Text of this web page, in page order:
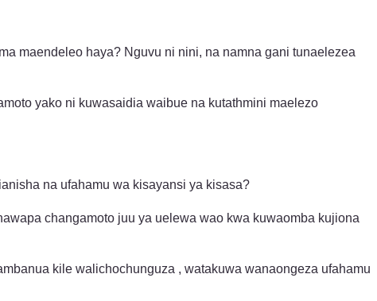
maendeleo haya? Nguvu ni nini, na namna gani tunaelezea
yako ni kuwasaidia waibue na kutathmini maelezo
na ufahamu wa kisayansi ya kisasa?
changamoto juu ya uelewa wao kwa kuwaomba kujiona
kile walichochunguza , watakuwa wanaongeza ufahamu